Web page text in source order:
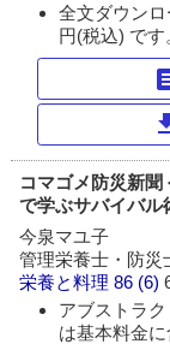
全文ダウン
円(税込) です
コマゴメ防災新聞
で学ぶサバイバル
今泉マユ子
管理栄養士・防災
栄養と料理 86 (6)
アブストラ
は基本料金に